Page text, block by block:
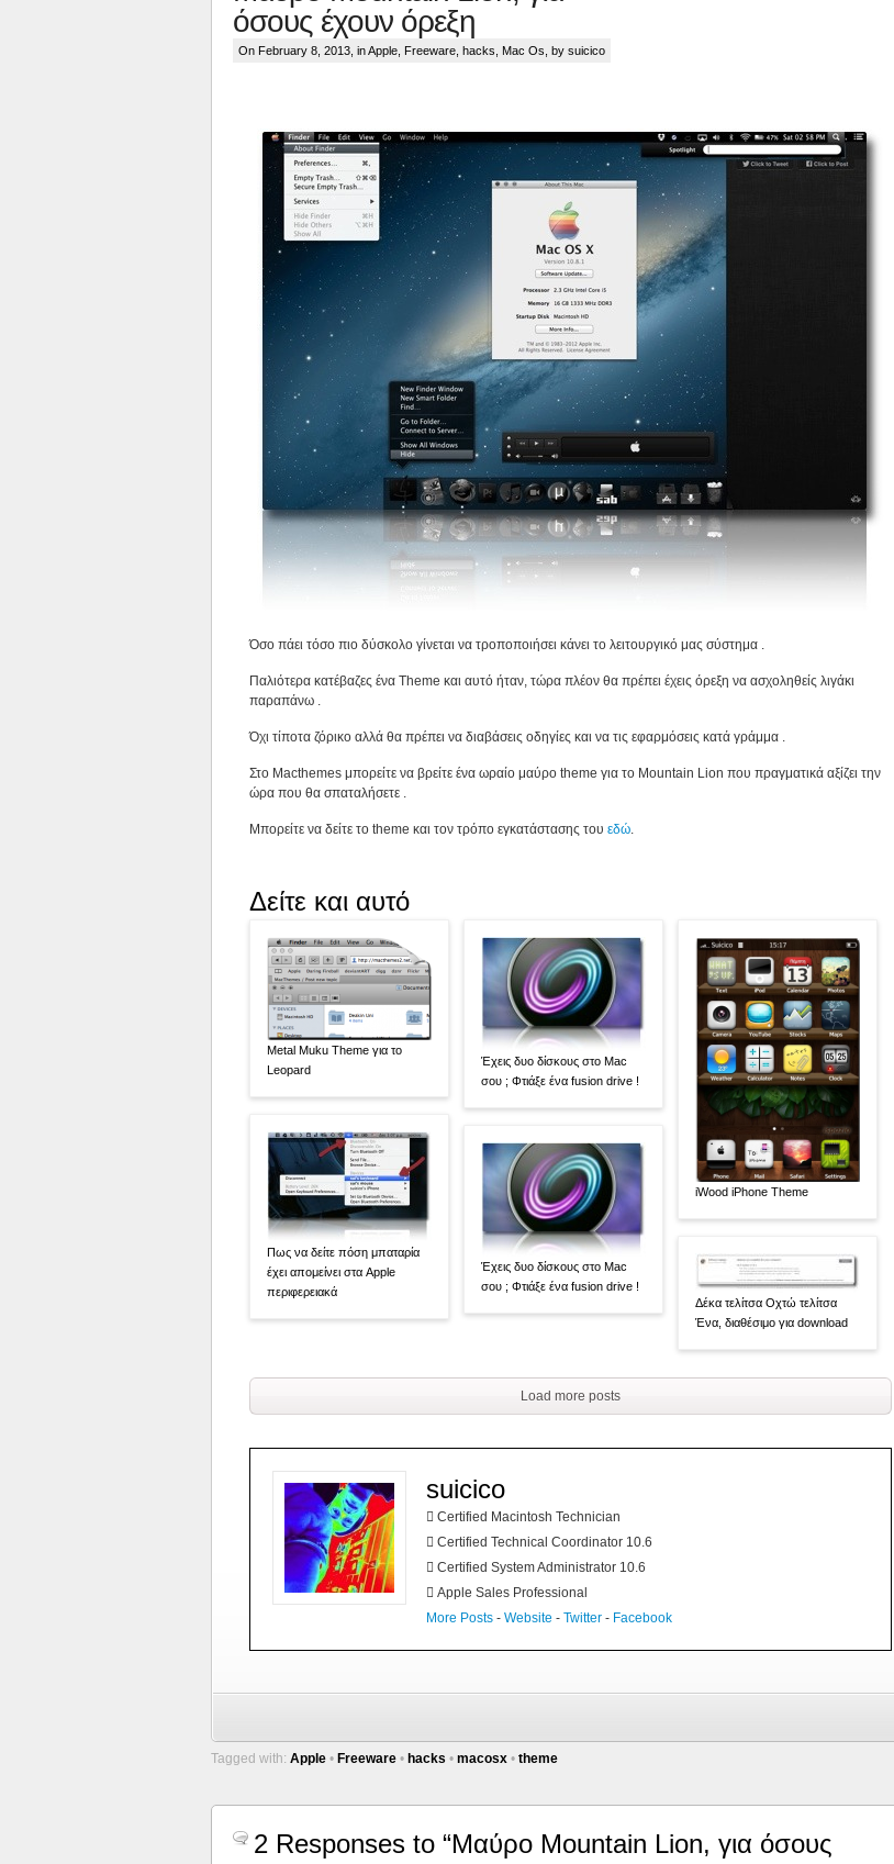
όσους έχουν όρεξη
On February 8, 2013, inApple Freeware hacks Mac Os , by suicico
Όσο πάει τόσο πιο δύσκολο γίνεται να τροποποιήσει κάνει το λειτουργικό μας σύστημα .
Παλιότερα κατέβαζες ένα Theme και αυτό ήταν, τώρα πλέον θα πρέπει έχεις όρεξη να ασχοληθείς λιγάκι
παραπάνω .
Όχι τίποτα ζόρικο αλλά θα πρέπει να διαβάσεις οδηγίες και να τις εφαρμόσεις κατά γράμμα .
Στο Macthemes μπορείτε να βρείτε ένα ωραίο μαύρο theme για το Mountain Lion που πραγματικά αξίζει την
ώρα που θα σπαταλήσετε .
Μπορείτε να δείτε το theme και τον τρόπο εγκατάστασης του εδώ.
Δείτε και αυτό
Metal Muku Theme για το
Leopard
Πως να δείτε πόση μπαταρία
έχει απομείνει στα Apple
περιφερειακά
Έχεις δυο δίσκους στο Mac
σου ; Φτιάξε ένα fusion drive !
Έχεις δυο δίσκους στο Mac
σου ; Φτιάξε ένα fusion drive !
iWood iPhone Theme
Δέκα τελίτσα Οχτώ τελίτσα
Ένα, διαθέσιμο για download
Load more posts
suicico
 Certified Macintosh Technician
 Certified Technical Coordinator 10.6
 Certified System Administrator 10.6
 Apple Sales Professional
More Posts - Website - Twitter - Facebook
Tagged with: Apple • Freeware • hacks • macosx • theme
2 Responses to “Μαύρο Mountain Lion, για όσους